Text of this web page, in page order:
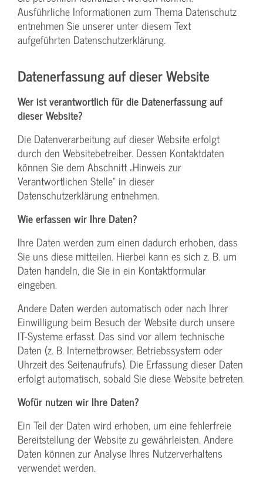
Ausführliche Informationen zum Thema Datenschutz
entnehmen Sie unserer unter diesem Text
aufgeführten Datenschutzerklärung.
Datenerfassung auf dieser Website
Wer ist verantwortlich für die Datenerfassung auf
dieser Website?
Die Datenverarbeitung auf dieser Website erfolgt
durch den Websitebetreiber. Dessen Kontaktdaten
können Sie dem Abschnitt „Hinweis zur
Verantwortlichen Stelle“ in dieser
Datenschutzerklärung entnehmen.
Wie erfassen wir Ihre Daten?
Ihre Daten werden zum einen dadurch erhoben, dass
Sie uns diese mitteilen. Hierbei kann es sich z. B. um
Daten handeln, die Sie in ein Kontaktformular
eingeben.
Andere Daten werden automatisch oder nach Ihrer
Einwilligung beim Besuch der Website durch unsere
IT-Systeme erfasst. Das sind vor allem technische
Daten (z. B. Internetbrowser, Betriebssystem oder
Uhrzeit des Seitenaufrufs). Die Erfassung dieser Daten
erfolgt automatisch, sobald Sie diese Website betreten.
Wofür nutzen wir Ihre Daten?
Ein Teil der Daten wird erhoben, um eine fehlerfreie
Bereitstellung der Website zu gewährleisten. Andere
Daten können zur Analyse Ihres Nutzerverhaltens
verwendet werden.